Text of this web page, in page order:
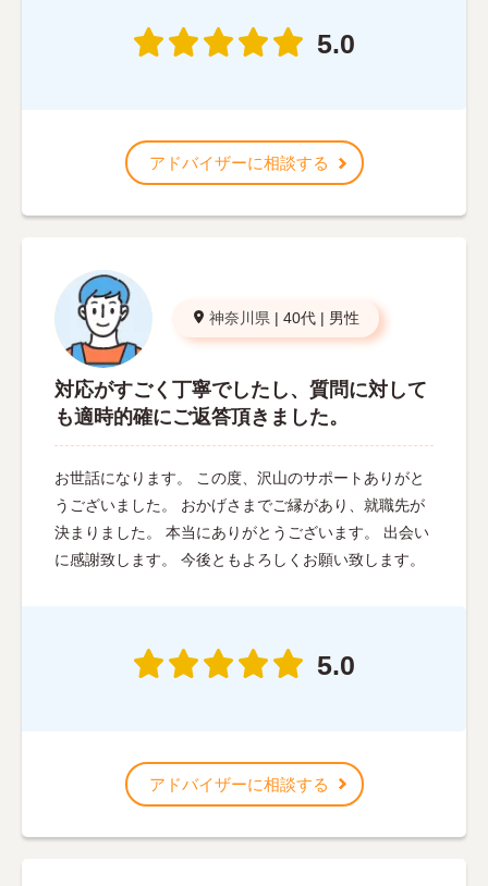
5.0
アドバイザーに相談する
神奈川県 | 40代 | 男性
対応がすごく丁寧でしたし、質問に対して
も適時的確にご返答頂きました。
お世話になります。 この度、沢山のサポートありがと
うございました。 おかげさまでご縁があり、就職先が
決まりました。 本当にありがとうございます。 出会い
に感謝致します。 今後ともよろしくお願い致します。
5.0
アドバイザーに相談する